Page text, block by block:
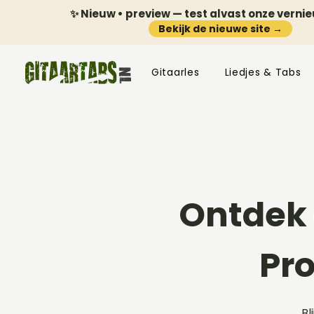
✨ Nieuw • preview — test alvast onze
Bekijk de nieuwe site →
Gitaarles Liedjes & Tabs